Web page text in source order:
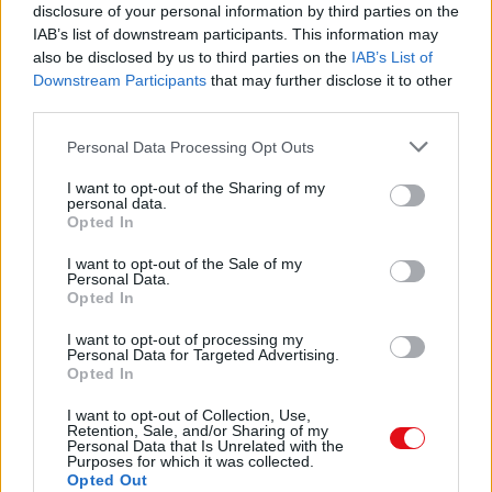
disclosure of your personal information by third parties on the
IAB’s list of downstream participants. This information may
also be disclosed by us to third parties on the IAB’s List of
Downstream Participants that may further disclose it to other
Personal Data Processing Opt Outs
I want to opt-out of the Sharing of my
personal data.
Opted In
I want to opt-out of the Sale of my
Personal Data.
Opted In
I want to opt-out of processing my
Personal Data for Targeted Advertising.
Opted In
I want to opt-out of Collection, Use,
Retention, Sale, and/or Sharing of my
Personal Data that Is Unrelated with the
Purposes for which it was collected.
Opted Out
va
aconseguir un gran èxit amb l’obra Jim Botó
i tot, el premi al millor llibre alemany dirigit
aventures. En
aquest relat apareix un enemic principal, el
No-Res
Infantil, i tots els personatges estan
desapareixent
humà, siga la clau del llibre? Podrà
evitar que el No-Res destruïsca el Palau de
Marfil de la Emperadriu Infantil?
Un dels llibres més populars d’Ende és El
Titella de Roba (1978),
que narra la història d’un nen que es desfà del
seu titella perquè vol altre nou.
Descargar el documento (PDF)
Michael Ende.pdf (PDF, 238 KB)
Comparte el documento